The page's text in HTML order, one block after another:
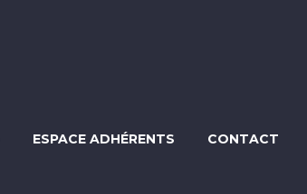
ESPACE ADHÉRENTS CONTACT